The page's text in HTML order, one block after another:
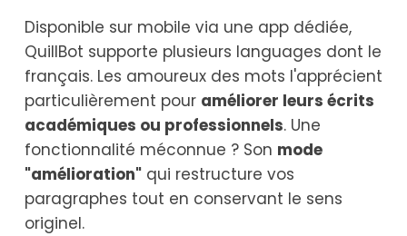
Disponible sur mobile via une app dédiée,
QuillBot supporte plusieurs languages dont le
français. Les amoureux des mots l'apprécient
particulièrement pour améliorer leurs écrits
académiques ou professionnels. Une
fonctionnalité méconnue ? Son mode
"amélioration" qui restructure vos
paragraphes tout en conservant le sens
originel.